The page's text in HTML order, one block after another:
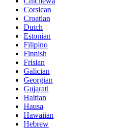
Corsican
Croatian
Dutch
Estonian
Filipino
Finnish
Frisian
Galician
Georgian
Gujarati
Haitian
Hausa
Hawaiian
Hebrew